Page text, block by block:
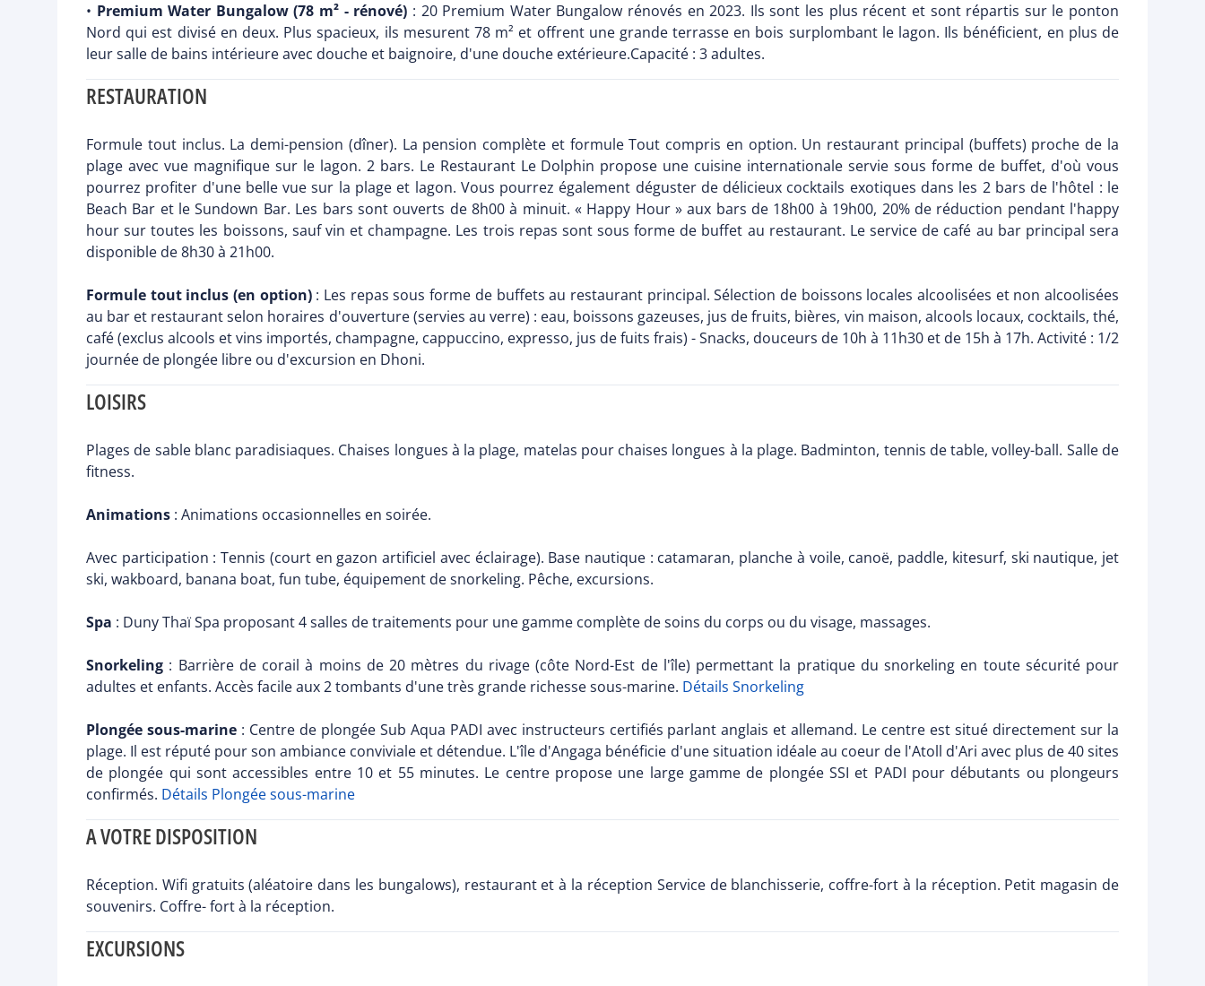
• Premium Water Bungalow (78 m² - rénové) : 20 Premium Water Bungalow rénovés en 2023. Ils sont les plus récent et sont répartis sur le ponton
Nord qui est divisé en deux. Plus spacieux, ils mesurent 78 m² et offrent une grande terrasse en bois surplombant le lagon. Ils bénéficient, en plus de
leur salle de bains intérieure avec douche et baignoire, d'une douche extérieure.Capacité : 3 adultes.
RESTAURATION
Formule tout inclus. La demi-pension (dîner). La pension complète et formule Tout compris en option. Un restaurant principal (buffets) proche de la
plage avec vue magnifique sur le lagon. 2 bars. Le Restaurant Le Dolphin propose une cuisine internationale servie sous forme de buffet, d'où vous
pourrez profiter d'une belle vue sur la plage et lagon. Vous pourrez également déguster de délicieux cocktails exotiques dans les 2 bars de l'hôtel : le
Beach Bar et le Sundown Bar. Les bars sont ouverts de 8h00 à minuit. « Happy Hour » aux bars de 18h00 à 19h00, 20% de réduction pendant l'happy
hour sur toutes les boissons, sauf vin et champagne. Les trois repas sont sous forme de buffet au restaurant. Le service de café au bar principal sera
disponible de 8h30 à 21h00.
Formule tout inclus (en option): Les repas sous forme de buffets au restaurant principal. Sélection de boissons locales alcoolisées et non alcoolisées
au bar et restaurant selon horaires d'ouverture (servies au verre) : eau, boissons gazeuses, jus de fruits, bières, vin maison, alcools locaux, cocktails, thé,
café (exclus alcools et vins importés, champagne, cappuccino, expresso, jus de fuits frais) - Snacks, douceurs de 10h à 11h30 et de 15h à 17h. Activité : 1/2
journée de plongée libre ou d'excursion en Dhoni.
LOISIRS
Plages de sable blanc paradisiaques. Chaises longues à la plage, matelas pour chaises longues à la plage. Badminton, tennis de table, volley-ball. Salle de
fitness.
Animations : Animations occasionnelles en soirée.
Avec participation : Tennis (court en gazon artificiel avec éclairage). Base nautique : catamaran, planche à voile, canoë, paddle, kitesurf, ski nautique, jet
ski, wakboard, banana boat, fun tube, équipement de snorkeling. Pêche, excursions.
Spa : Duny Thaï Spa proposant 4 salles de traitements pour une gamme complète de soins du corps ou du visage, massages.
Snorkeling : Barrière de corail à moins de 20 mètres du rivage (côte Nord-Est de l'île) permettant la pratique du snorkeling en toute sécurité pour
adultes et enfants. Accès facile aux 2 tombants d'une très grande richesse sous-marine. Détails Snorkeling
Plongée sous-marine: Centre de plongée Sub Aqua PADI avec instructeurs certifiés parlant anglais et allemand. Le centre est situé directement sur la
plage. Il est réputé pour son ambiance conviviale et détendue. L'île d'Angaga bénéficie d'une situation idéale au coeur de l'Atoll d'Ari avec plus de 40 sites
de plongée qui sont accessibles entre 10 et 55 minutes. Le centre propose une large gamme de plongée SSI et PADI pour débutants ou plongeurs
confirmés. Détails Plongée sous-marine
A VOTRE DISPOSITION
Réception. Wifi gratuits (aléatoire dans les bungalows), restaurant et à la réception Service de blanchisserie, coffre-fort à la réception. Petit magasin de
souvenirs. Coffre- fort à la réception.
EXCURSIONS